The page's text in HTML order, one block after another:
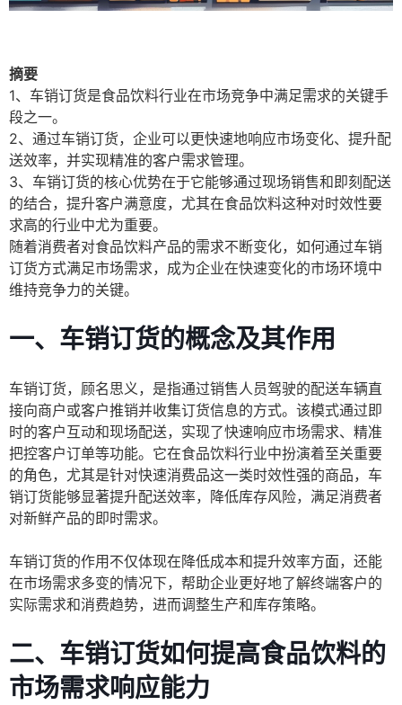
摘要
1、车销订货是食品饮料行业在市场竞争中满足需求的关键手
段之一。
2、通过车销订货，企业可以更快速地响应市场变化、提升配
送效率，并实现精准的客户需求管理。
3、车销订货的核心优势在于它能够通过现场销售和即刻配送
的结合，提升客户满意度，尤其在食品饮料这种对时效性要
求高的行业中尤为重要。
随着消费者对食品饮料产品的需求不断变化，如何通过车销
订货方式满足市场需求，成为企业在快速变化的市场环境中
维持竞争力的关键。
一、车销订货的概念及其作用
车销订货，顾名思义，是指通过销售人员驾驶的配送车辆直
接向商户或客户推销并收集订货信息的方式。该模式通过即
时的客户互动和现场配送，实现了快速响应市场需求、精准
把控客户订单等功能。它在食品饮料行业中扮演着至关重要
的角色，尤其是针对快速消费品这一类时效性强的商品，车
销订货能够显著提升配送效率，降低库存风险，满足消费者
对新鲜产品的即时需求。
车销订货的作用不仅体现在降低成本和提升效率方面，还能
在市场需求多变的情况下，帮助企业更好地了解终端客户的
实际需求和消费趋势，进而调整生产和库存策略。
二、车销订货如何提高食品饮料的
市场需求响应能力